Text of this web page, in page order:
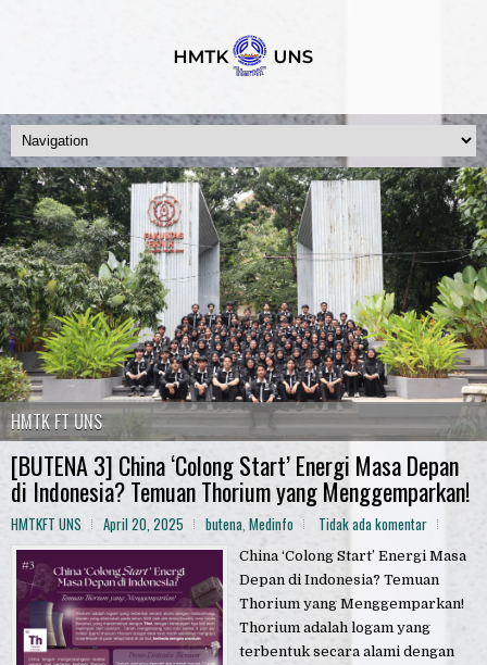
HMTK FT UNS
[BUTENA 3] China ‘Colong Start’ Energi Masa Depan
di Indonesia? Temuan Thorium yang Menggemparkan!
HMTKFT UNS April 20, 2025 butena, Medinfo Tidak ada komentar
China ‘Colong Start’ Energi Masa
Depan di Indonesia? Temuan
Thorium yang Menggemparkan!
Thorium adalah logam yang
terbentuk secara alami dengan